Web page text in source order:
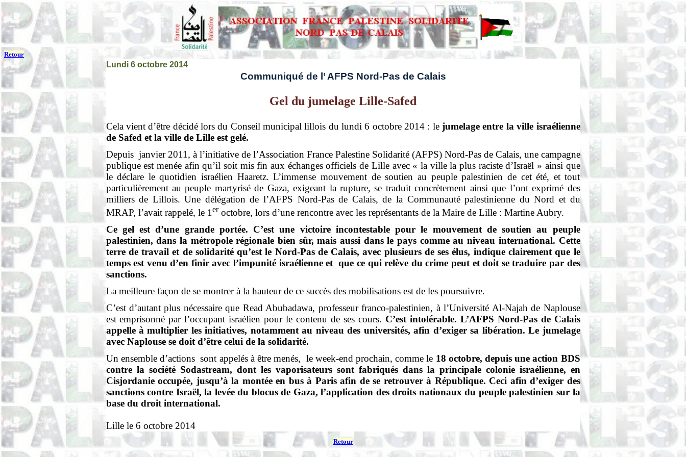
Retour
Lundi 6 octobre 2014
Communiqué de l’AFPS Nord-Pas de Calais
Gel du jumelage Lille-Safed
Cela vient d’être décidé lors du Conseil municipal lillois du lundi 6 octobre 2014 : lejumelage entre la ville israélienne
de Safed et la ville de Lille est gelé.
Depuis janvier 2011, à l’initiative de l’Association France Palestine Solidarité (AFPS) Nord-Pas de Calais, une campagne
publique est menée afin qu’il soit mis fin aux échanges officiels de Lille avec « la ville la plus raciste d’Israël » ainsi que
le déclare le quotidien israélien Haaretz. L’immense mouvement de soutien au peuple palestinien de cet été, et tout
particulièrement au peuple martyrisé de Gaza, exigeant la rupture, se traduit concrètement ainsi que l’ont exprimé des
milliers de Lillois. Une délégation de l’AFPS Nord-Pas de Calais, de la Communauté palestinienne du Nord et du
MRAP, l’avait rappelé, le 1eroctobre, lors d’une rencontre avec les représentants de la Maire de Lille : Martine Aubry.
Ce gel est d’une grande portée. C’est une victoire incontestable pour le mouvement de soutien au peuple
palestinien, dans la métropole régionale bien sûr, mais aussi dans le pays comme au niveau international. Cette
terre de travail et de solidarité qu’est le Nord-Pas de Calais, avec plusieurs de ses élus, indique clairement que le
temps est venu d’en finir avec l’impunité israélienne et que ce qui relève du crime peut et doit se traduire par des
sanctions.
La meilleure façon de se montrer à la hauteur de ce succès des mobilisations est de les poursuivre.
C’est d’autant plus nécessaire que ReadAbubadawa, professeur franco-palestinien, à l’Université Al-Najahde Naplouse
est emprisonné par l’occupant israélien pour le contenu de ses cours. C’est intolérable. L’AFPS Nord-Pas de Calais
appelle à multiplier les initiatives, notamment au niveau des universités, afin d’exiger sa libération. Le jumelage
avec Naplouse se doit d’être celui de la solidarité.
Un ensemble d’actions sont appelés à être menés, le week-end prochain, comme le 18 octobre, depuis une action BDS
contre la société Sodastream, dont les vaporisateurs sont fabriqués dans la principale colonie israélienne, en
Cisjordanie occupée, jusqu’à la montée en bus à Paris afin de se retrouver à République. Ceci afin d’exiger des
sanctions contre Israël, la levée du blocus de Gaza, l’application des droits nationaux du peuple palestinien sur la
base du droit international.
Lille le 6 octobre 2014
Retour